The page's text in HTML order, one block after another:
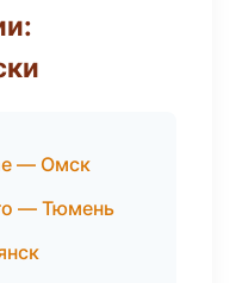
— Омск
— Тюмень